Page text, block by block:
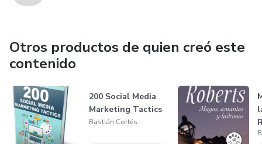
Otros productos de quien creó este
contenido
200 Social Media
Marketing Tactics
Bastián Cortés